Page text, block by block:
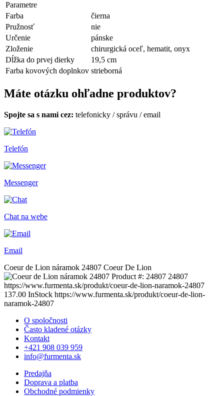
Parametre
Farba
čierna
Pružnosť
nie
Určenie
pánske
Zloženie
chirurgická oceľ, hematit, onyx
Dĺžka do prvej dierky
19,5 cm
Farba kovových doplnkov strieborná
Máte otázku ohľadne produktov?
Spojte sa s nami cez: telefonicky /správu /email
Telefón
Messenger
Chat na webe
Email
Coeur de Lion náramok 24807 Coeur De Lion
Product #: 24807 24807
https://www.furmenta.sk/produkt/coeur-de-lion-naramok-24807
137.00 InStock https://www.furmenta.sk/produkt/coeur-de-lion-
naramok-24807
O spoločnosti
Často kladené otázky
Kontakt
+421 908 039 959
info@furmenta.sk
Predajňa
Doprava a platba
Obchodné podmienky